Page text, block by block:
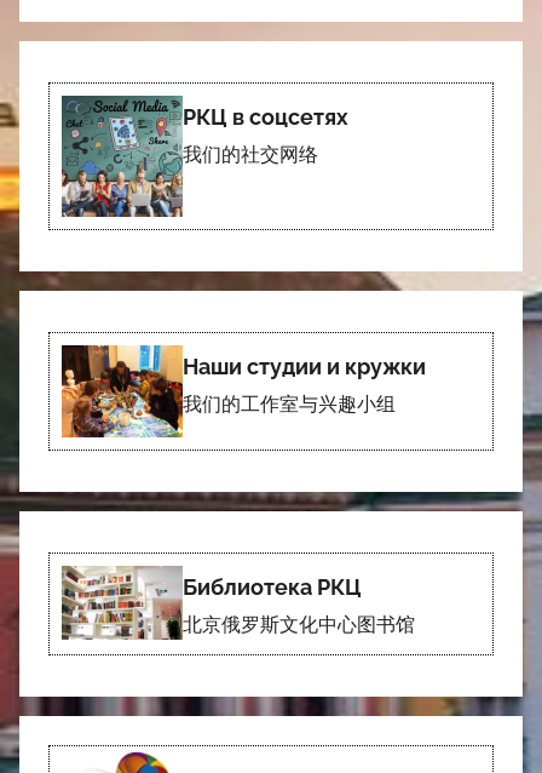
РКЦ в соцсетях
我们的社交网络
Наши студии и кружки
我们的工作室与兴趣小组
Библиотека РКЦ
北京俄罗斯文化中心图书馆